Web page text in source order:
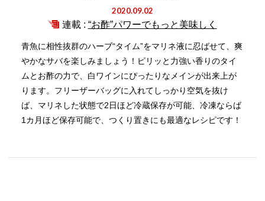
2020.09.02
連載 : “お酢”パワーでもっと美味しく
青魚に相性抜群のハーブ“タイム”をマリネ液に忍ばせて、爽
やかなサバを楽しみましょう！ピリッと力強い香りのタイ
ムとお酢の力で、白ワインにぴったりなメインが出来上が
ります。フリーザーバッグに入れてしっかり空気を抜け
ば、マリネした状態で2日ほど冷蔵保存が可能、冷凍ならば
1カ月ほど保存可能で、つくり置きにも最適なレシピです！